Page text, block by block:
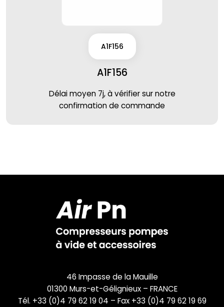
A1F156
A1F156
Délai moyen 7j, à vérifier sur notre
confirmation de commande
46 Impasse de la Mauille
01300 Murs-et-Gélignieux – FRANCE
Tél. +33 (0)4 79 62 19 04 – Fax +33 (0)4 79 62 19 69